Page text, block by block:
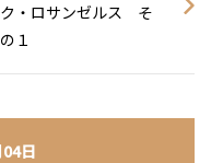
日
ク・ロサンゼルス そ
の１